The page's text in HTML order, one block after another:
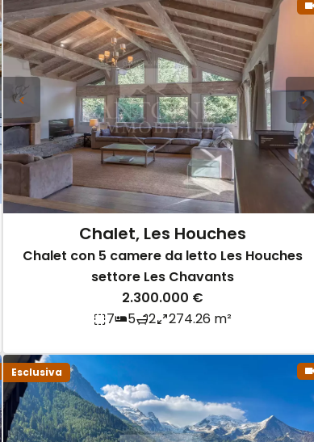
Chalet, Les Houches
Chalet con 5 camere da letto Les Houches
settore Les Chavants
2.300.000 €
7
5 2 274.26 m²
Esclusiva